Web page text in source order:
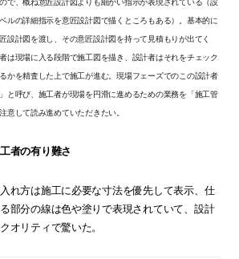
ルの詳細指示を意匠設計図で描くところもある）。基本的に
設計図を渡し、その意匠設計図を持って見積もりが出てく
は現場に入る段階で施工図を描き、設計者はそれをチェック
かを精査した上で施工が進む。現場フェーズでのこの設計者
と呼び、施工者が現場を円滑に進めるための業務を「施工管
意して読み進めていただきたい。
者の有り難さ
れ方は施工に必要な寸法を優先して表示、仕
部分の線は色や塗りで表現されていて、設計
オリティで驚いた。